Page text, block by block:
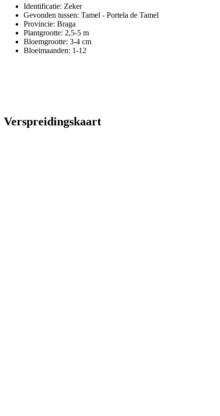
Identificatie: Zeker
Gevonden tussen: Tamel - Portela de Tamel
Provincie: Braga
Plantgrootte: 2,5-5 m
Bloemgrootte: 3-4 cm
Bloeimaanden: 1-12
Verspreidingskaart